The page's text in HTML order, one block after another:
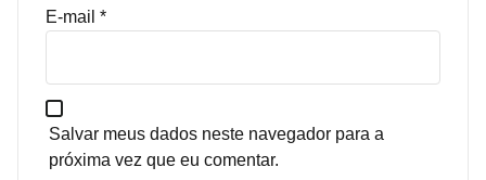
E-mail *
Salvar meus dados neste navegador para a
próxima vez que eu comentar.